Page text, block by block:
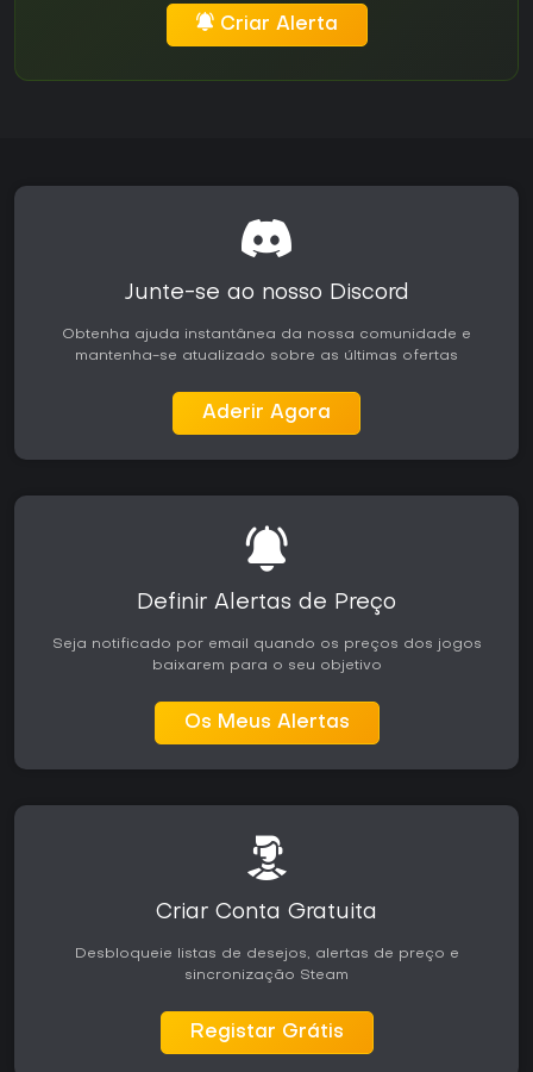
Criar Alerta
Junte-se ao nosso Discord
Obtenha ajuda instantânea da nossa comunidade e
mantenha-se atualizado sobre as últimas ofertas
Aderir Agora
Definir Alertas de Preço
Seja notificado por email quando os preços dos jogos
baixarem para o seu objetivo
Os Meus Alertas
Criar Conta Gratuita
Desbloqueie listas de desejos, alertas de preço e
sincronização Steam
Registar Grátis